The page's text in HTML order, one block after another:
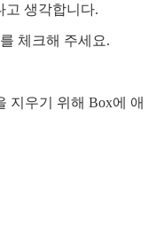
고 생각합니다.
를 체크해 주세요.
지우기 위해 Box에 애